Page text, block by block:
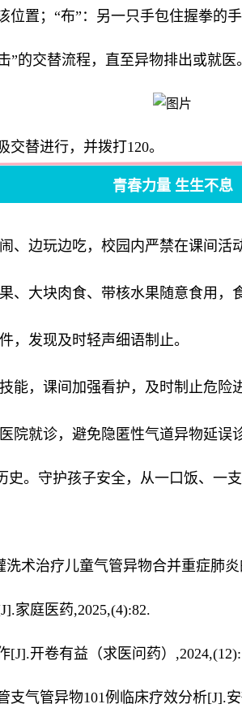
置；“布”：另一只手包住握拳的
的交替流程，直至异物排出或就医。
替进行，并拨打120。
青春力量 生生不息
边玩边吃，校园内严禁在课间活
大块肉食、带核水果随意食用，
，发现及时轻声细语制止。
，课间加强看护，及时制止危险
院就诊，避免隐匿性气道异物延误
史。守护孩子安全，从一口饭、
术治疗儿童气管异物合并重症肺
家庭医药,2025,(4):82.
开卷有益（求医问药）
气管异物101例临床疗效分析[J].安